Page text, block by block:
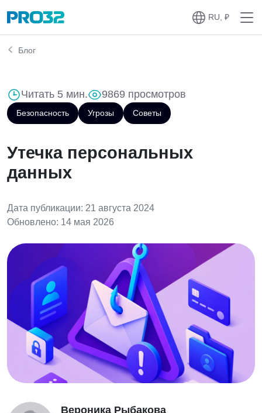
RU, ₽
Блог
Читать 5 мин. 9869 просмотров
Безопасность Угрозы Советы
Утечка персональных
данных
Дата публикации: 21 августа 2024
Обновлено: 14 мая 2026
Вероника Рыбакова